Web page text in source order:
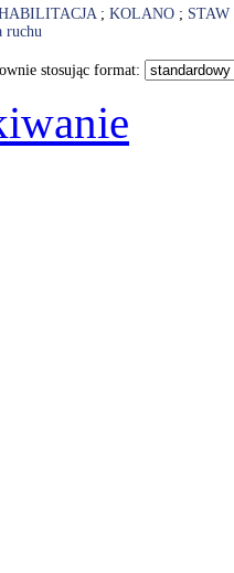
; KOLANO ;
ruchu
stosując format: